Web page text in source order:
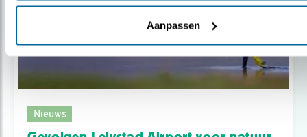
Aanpassen
Nieuws